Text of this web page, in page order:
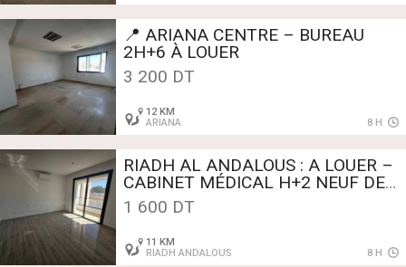
📍 ARIANA CENTRE – BUREAU
2H+6 À LOUER
3 200 DT
12 KM
ARIANA
8 H
RIADH AL ANDALOUS : A LOUER –
CABINET MÉDICAL H+2 NEUF DE
HAUT STANDING
1 600 DT
11 KM
RIADH ANDALOUS
8 H